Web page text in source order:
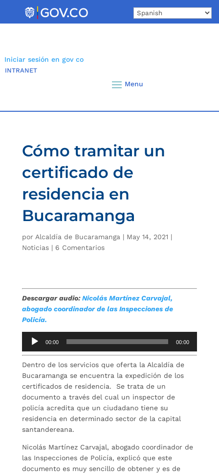
Iniciar sesión en gov co
INTRANET
Cómo tramitar un
certificado de
residencia en
Bucaramanga
por Alcaldía de Bucaramanga | May 14, 2021 |
Noticias| 6 Comentarios
Descargar audio:Nicolás Martínez Carvajal,
abogado coordinador de las Inspecciones de
Policía.
Reproductor
audio
00:00 00:00
Dentro de los servicios que oferta la Alcaldía de
Bucaramanga se encuentra la expedición de los
certificados de residencia. Se trata de un
documento a través del cual un inspector de
policía acredita que un ciudadano tiene su
residencia en determinado sector de la capital
santandereana.
Nicolás Martínez Carvajal, abogado coordinador de
las Inspecciones de Policía, explicó que este
documento es muy sencillo de obtener y es de